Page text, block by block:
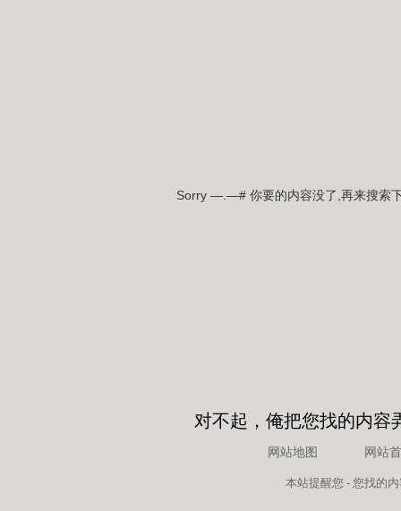
对不起，俺把您找的内容
网站地图 网站
本站提醒您 - 您找的